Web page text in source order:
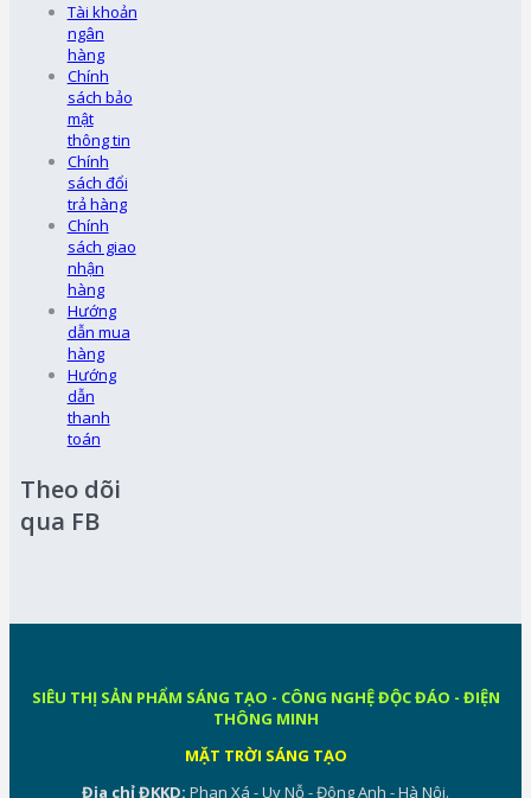
Tài khoản
ngân
hàng
Chính
sách bảo
mật
thông tin
Chính
sách đổi
trả hàng
Chính
sách giao
nhận
hàng
Hướng
dẫn mua
hàng
Hướng
dẫn
thanh
toán
Theo dõi
qua FB
SIÊU THỊ SẢN PHẨM SÁNG TẠO - CÔNG NGHỆ ĐỘC ĐÁO - ĐIỆN
THÔNG MINH
MẶT TRỜI SÁNG TẠO
Địa chỉ ĐKKD: Phan Xá - Uy Nỗ - Đông Anh - Hà Nội.